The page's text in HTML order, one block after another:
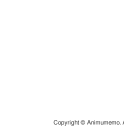
Copyright © Animumemo.